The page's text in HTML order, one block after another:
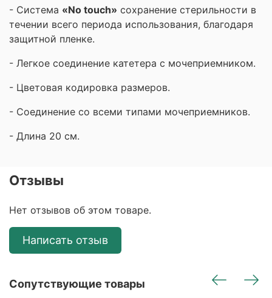
- Система «No touch» сохранение стерильности в
течении всего периода использования, благодаря
защитной пленке.
- Легкое соединение катетера с мочеприемником.
- Цветовая кодировка размеров.
- Соединение со всеми типами мочеприемников.
- Длина 20 см.
Отзывы
Нет отзывов об этом товаре.
Написать отзыв
Сопутствующие товары